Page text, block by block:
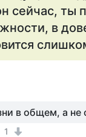
сeйчас, ты
в
в общем, а не
1